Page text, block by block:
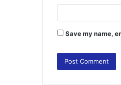
Save my name,